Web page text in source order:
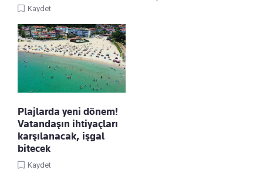
Kaydet
Plajlarda yeni dönem!
Vatandaşın ihtiyaçları
karşılanacak, işgal
bitecek
Kaydet